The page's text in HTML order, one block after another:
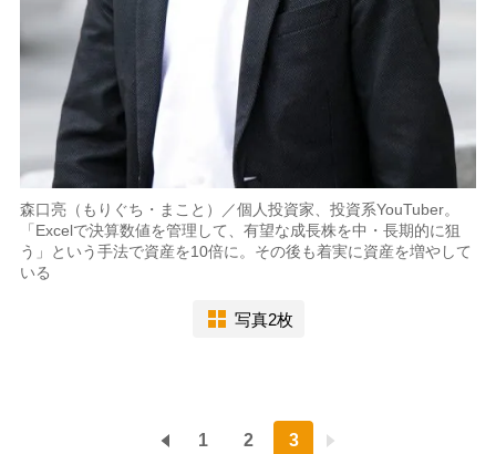
森口亮（もりぐち・まこと）／個人投資家、投資系YouTuber。
「Excelで決算数値を管理して、有望な成長株を中・長期的に狙
う」という手法で資産を10倍に。その後も着実に資産を増やして
いる
写真2枚
1 2 3